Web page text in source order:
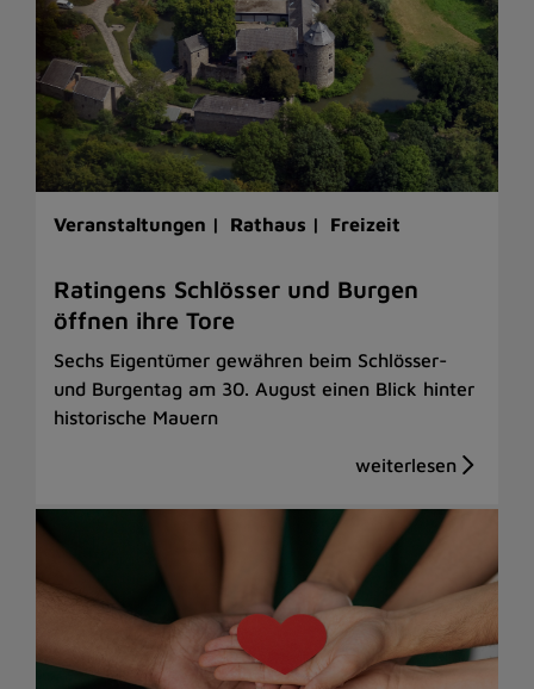
Veranstaltungen | Rathaus | Freizeit
Ratingens Schlösser und Burgen
öffnen ihre Tore
Sechs Eigentümer gewähren beim Schlösser-
und Burgentag am 30. August einen Blick hinter
historische Mauern